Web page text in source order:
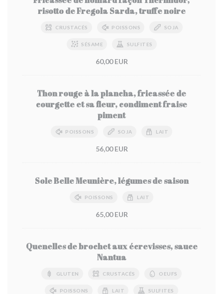
risotto de Fregola Sarda, truffe noire
CRUSTACÉS POISSONS SOJA
SÉSAME SULFITES
60,00 EUR
Thon rouge à la plancha, fricassée de
courgette et sa fleur, condiment fraise
piment
POISSONS SOJA LAIT
56,00 EUR
Sole Belle Meunière, légumes de saison
POISSONS LAIT
65,00 EUR
Quenelles de brochet aux écrevisses, sauce
Nantua
GLUTEN CRUSTACÉS OEUFS
POISSONS LAIT SULFITES